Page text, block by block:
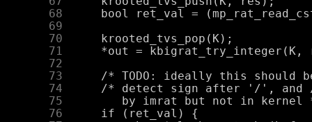
     68
     69
     70
     71
     72
     73
     74
     75
     76